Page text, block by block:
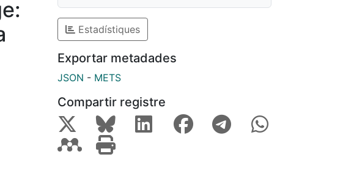
Estadístiques
Exportar metadades
JSON - METS
Compartir registre